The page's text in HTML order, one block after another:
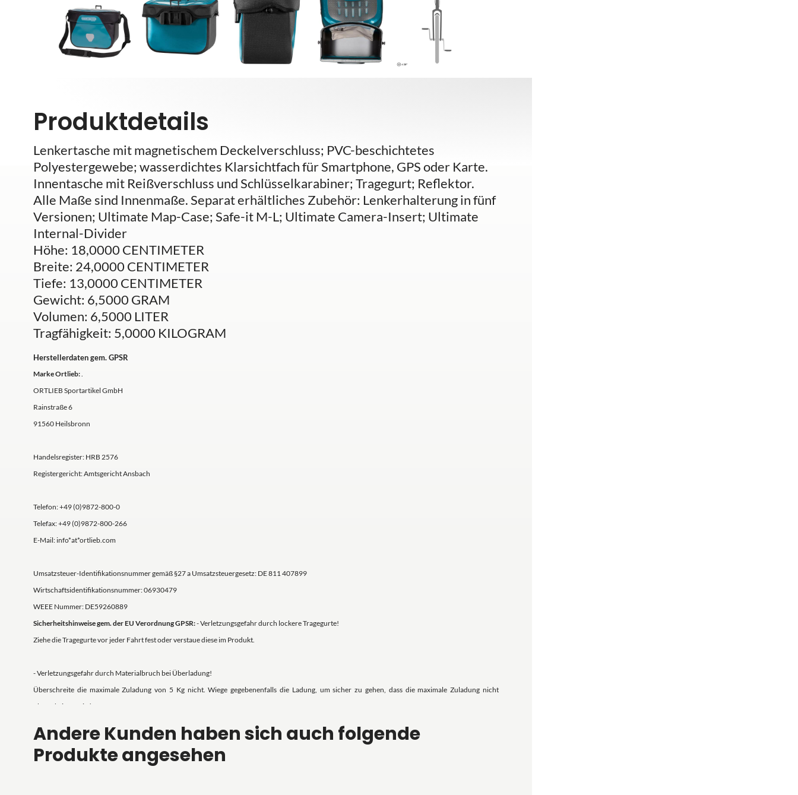
Produktdetails
Lenkertasche mit magnetischem Deckelverschluss; PVC-beschichtetes
Polyestergewebe; wasserdichtes Klarsichtfach für Smartphone, GPS oder Karte.
Innentasche mit Reißverschluss und Schlüsselkarabiner; Tragegurt; Reflektor.
Alle Maße sind Innenmaße. Separat erhältliches Zubehör: Lenkerhalterung in fünf
Versionen; Ultimate Map-Case; Safe-it M-L; Ultimate Camera-Insert; Ultimate
Internal-Divider
Höhe: 18,0000 CENTIMETER
Breite: 24,0000 CENTIMETER
Tiefe: 13,0000 CENTIMETER
Gewicht: 6,5000 GRAM
Volumen: 6,5000 LITER
Tragfähigkeit: 5,0000 KILOGRAM
Herstellerdaten gem. GPSR
Marke Ortlieb:.
ORTLIEB Sportartikel GmbH
Rainstraße 6
91560 Heilsbronn
Handelsregister: HRB 2576
Registergericht: Amtsgericht Ansbach
Telefon: +49 (0)9872-800-0
Telefax: +49 (0)9872-800-266
E-Mail: info*at*ortlieb.com
Umsatzsteuer-Identifikationsnummer gemäß §27 a Umsatzsteuergesetz: DE 811 407899
Wirtschaftsidentifikationsnummer: 06930479
WEEE Nummer: DE59260889
Sicherheitshinweise gem. der EU Verordnung GPSR:- Verletzungsgefahr durch lockere Tragegurte!
Ziehe die Tragegurte vor jeder Fahrt fest oder verstaue diese im Produkt.
- Verletzungsgefahr durch Materialbruch bei Überladung!
Überschreite die maximale Zuladung von 5 Kg nicht. Wiege gegebenenfalls die Ladung, um sicher zu gehen, dass die maximale Zuladung nicht
überschritten wird.
Andere Kunden haben sich auch folgende
Produkte angesehen